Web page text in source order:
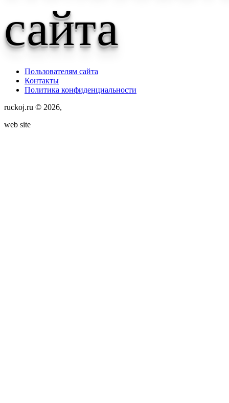
сайта
Пользователям сайта
Контакты
Политика конфиденциальности
ruckoj.ru © 2026,
web site